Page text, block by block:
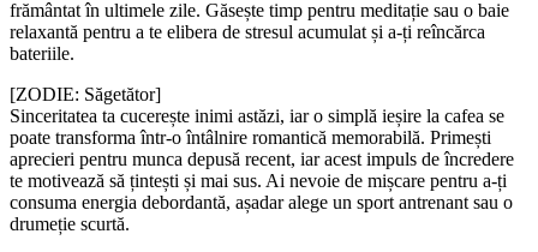
frământat în ultimele zile. Găsește timp pentru meditație sau o baie
relaxantă pentru a te elibera de stresul acumulat și a-ți reîncărca
bateriile.
[ZODIE: Săgetător]
Sinceritatea ta cucerește inimi astăzi, iar o simplă ieșire la cafea se
poate transforma într-o întâlnire romantică memorabilă. Primești
aprecieri pentru munca depusă recent, iar acest impuls de încredere
te motivează să țintești și mai sus. Ai nevoie de mișcare pentru a-ți
consuma energia debordantă, așadar alege un sport antrenant sau o
drumeție scurtă.